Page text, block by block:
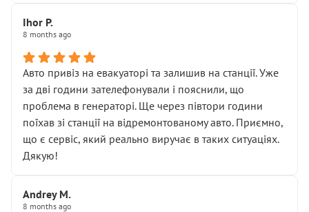
Далі ситуація тільки погіршилась:
• сказали, що тепер “потрібно знімати колеса”
• що біля авто стояти вже не можна
• почали озвучувати купу додаткових робіт без
чіткого пояснення
( ну все зняли та доробили) дякую!
Окремий момент, який виглядає абсурдно:
мені заявили, що бачок гальмівної рідини потрібно
міняти разом із головним гальмівним циліндром у
Для людини, яка хоча б трохи розуміється на техніці,
це звучить як мінімум непрофесійно, а як максимум —
Ihor P.
8 months ago
Авто привіз на евакуаторі та залишив на станції. Уже
за дві години зателефонували і пояснили, що
проблема в генераторі. Ще через півтори години
поїхав зі станції на відремонтованому авто. Приємно,
що є сервіс, який реально виручає в таких ситуаціях.
Дякую!
Andrey M.
8 months ago